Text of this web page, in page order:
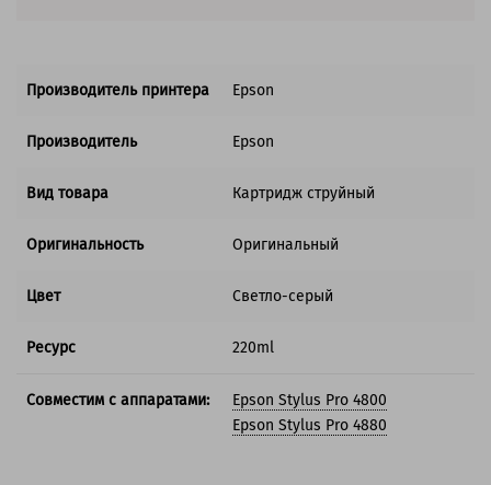
Производитель принтера Epson
Производитель Epson
Вид товара Картридж струйный
Оригинальность Оригинальный
Цвет Светло-серый
Ресурс 220ml
Совместим с аппаратами:
Epson Stylus Pro 4800
Epson Stylus Pro 4880